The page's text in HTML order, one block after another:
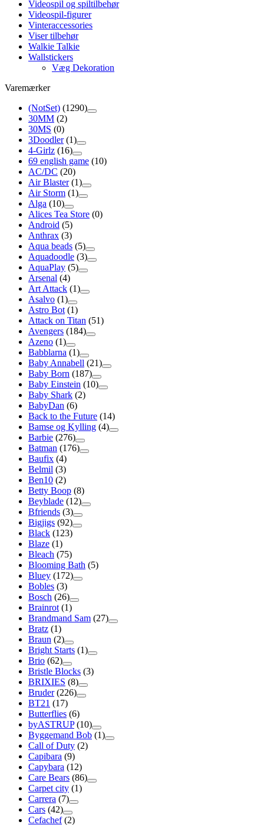
Videospil og spiltilbehør
Videospil-figurer
Vinteraccessories
Viser tilbehør
Walkie Talkie
Wallstickers
Væg Dekoration
Varemærker
(NotSet) (1290)
30MM (2)
30MS (0)
3Doodler (1)
4-Girlz (16)
69 english game (10)
AC/DC (20)
Air Blaster (1)
Air Storm (1)
Alga (10)
Alices Tea Store (0)
Android (5)
Anthrax (3)
Aqua beads (5)
Aquadoodle (3)
AquaPlay (5)
Arsenal (4)
Art Attack (1)
Asalvo (1)
Astro Bot (1)
Attack on Titan (51)
Avengers (184)
Azeno (1)
Babblarna (1)
Baby Annabell (21)
Baby Born (187)
Baby Einstein (10)
Baby Shark (2)
BabyDan (6)
Back to the Future (14)
Bamse og Kylling (4)
Barbie (276)
Batman (176)
Baufix (4)
Belmil (3)
Ben10 (2)
Betty Boop (8)
Beyblade (12)
Bfriends (3)
Bigjigs (92)
Black (123)
Blaze (1)
Bleach (75)
Blooming Bath (5)
Bluey (172)
Bobles (3)
Bosch (26)
Brainrot (1)
Brandmand Sam (27)
Bratz (1)
Braun (2)
Bright Starts (1)
Brio (62)
Bristle Blocks (3)
BRIXIES (8)
Bruder (226)
BT21 (17)
Butterflies (6)
byASTRUP (10)
Byggemand Bob (1)
Call of Duty (2)
Capibara (9)
Capybara (12)
Care Bears (86)
Carpet city (1)
Carrera (7)
Cars (42)
Cefachef (2)